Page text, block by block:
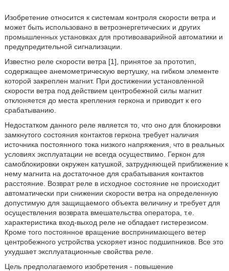
Изобретение относится к системам контроля скорости ветра и
может быть использовано в ветроэнергетических и других
промышленных установках для противоаварийной автоматики и
предупредительной сигнализации.
Известно реле скорости ветра [1], принятое за прототип,
содержащее анемометрическую вертушку, на гибком элементе
которой закреплен магнит. При достижении установленной
скорости ветра под действием центробежной силы магнит
отклоняется до места крепления геркона и приводит к его
срабатыванию.
Недостатком данного реле является то, что оно для блокировки
замкнутого состояния контактов геркона требует наличия
источника постоянного тока низкого напряжения, что в реальных
условиях эксплуатации не всегда осуществимо. Геркон для
самоблокировки окружен катушкой, затрудняющей приближение к
нему магнита на достаточное для срабатывания контактов
расстояние. Возврат реле в исходное состояние не происходит
автоматически при снижении скорости ветра на определенную
допустимую для защищаемого объекта величину и требует для
осуществления возврата вмешательства оператора, т.е.
характеристика вход-выход реле не обладает гистерезисом.
Кроме того постоянное вращение воспринимающего ветер
центробежного устройства ускоряет износ подшипников. Все это
ухудшает эксплуатационные свойства реле.
Цель предполагаемого изобретения - повышение